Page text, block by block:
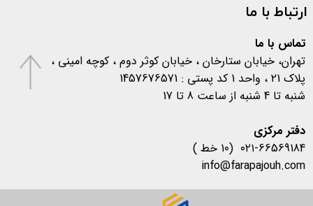
اخبار آزمایشگاهی
متفرقهارتباط با ما
تماس با ما
تهران، خیابان ستارخان ، خیابان کوثر دوم ، کوچه امینی ،
پلاک 21 ، واحد 1 کد پستی : 1457676571
شنبه تا 4 شنبه از ساعت 8 تا 17
​​​​​​​دفتر مرکزی
۰۲۱-66569184 (10 خط )
info@farapajouh.com